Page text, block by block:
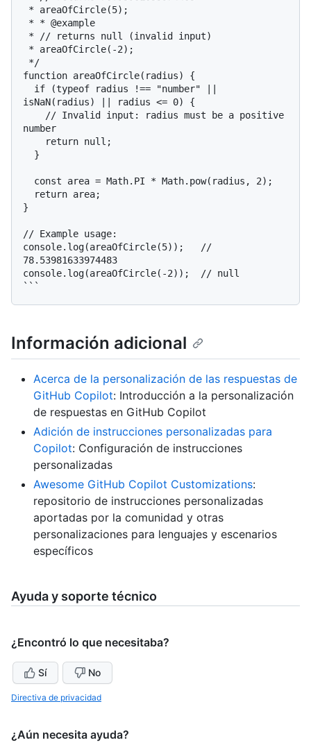
function areaOfCircle(radius) {
isNaN(radius) || radius <= 0) {
number
}
// Example usage:
console.log(areaOfCircle(5));   //
78.53981633974483
console.log(areaOfCircle(-2));  // null
Información adicional
Acerca de la personalización de las respuestas de
GitHub Copilot: Introducción a la personalización
de respuestas en GitHub Copilot
Adición de instrucciones personalizadas para
Copilot: Configuración de instrucciones
personalizadas
Awesome GitHub Copilot Customizations:
repositorio de instrucciones personalizadas
aportadas por la comunidad y otras
personalizaciones para lenguajes y escenarios
específicos
Ayuda y soporte técnico
¿Encontró lo que necesitaba?
Sí No
Directiva de privacidad
¿Aún necesita ayuda?